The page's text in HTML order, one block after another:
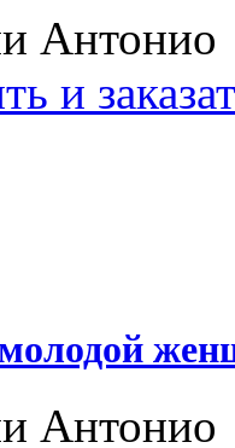
Антонио
и
Антонио